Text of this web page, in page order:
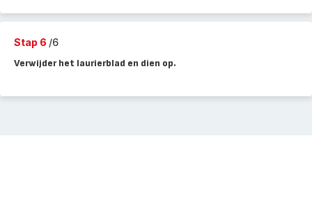
Stap 6 /6
Verwijder het laurierblad en dien op.